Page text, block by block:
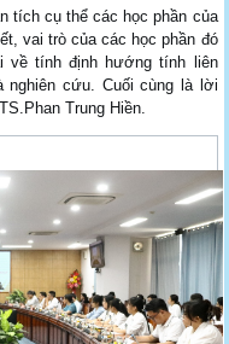
tích cụ thể các học phần của
vai trò của các học phần đó
về tính định hướng tính liên
nghiên cứu. Cuối cùng là lời
Trung Hiền.